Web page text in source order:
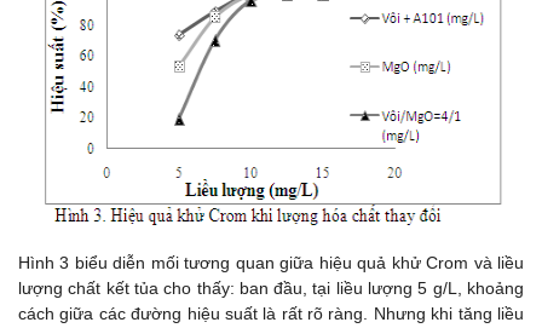
Hình 3 biểu diễn mối tương quan giữa hiệu quả khử Crom và liều
lượng chất kết tủa cho thấy: ban đầu, tại liều lượng 5 g/L, khoảng
cách giữa các đường hiệu suất là rất rõ ràng. Nhưng khi tăng liều